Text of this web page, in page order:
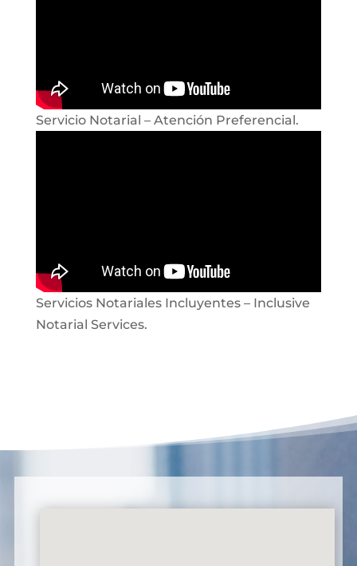
Servicio Notarial – Atención Preferencial.
Servicios Notariales Incluyentes – Inclusive
Notarial Services.